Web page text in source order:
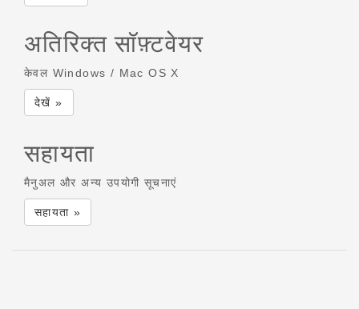
अतिरिक्त सॉफ़्टवेयर
केवल Windows / Mac OS X
देखें »
सहायता
मैनुअल और अन्य उपयोगी सूचनाएं
सहायता »